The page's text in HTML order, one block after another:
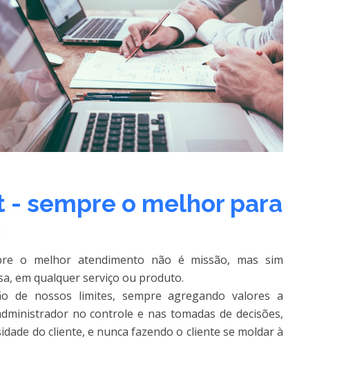
- sempre o melhor para
o melhor atendimento não é missão, mas sim
em qualquer serviço ou produto.
de nossos limites, sempre agregando valores a
no controle e nas tomadas de decisões,
do cliente, e nunca fazendo o cliente se moldar à